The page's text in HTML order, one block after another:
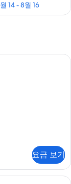
14 - 8월 16
, 전용 수영장 | 객실에서
요금 보기
실 1개, 전용 수영장 |